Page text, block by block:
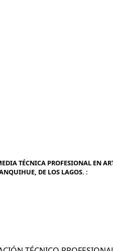
TÉCNICA PROFESIONAL EN
DE LOS LAGOS. :